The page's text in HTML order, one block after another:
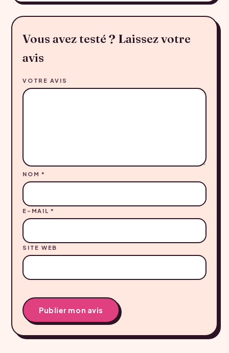
Vous avez testé ? Laissez votre
avis
VOTRE AVIS
NOM*
E-MAIL*
SITE WEB